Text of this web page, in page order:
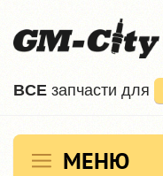
ВCE запчасти для
МЕНЮ